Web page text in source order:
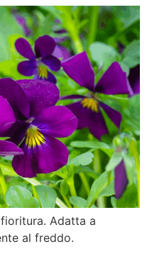
Adatta a
al freddo.